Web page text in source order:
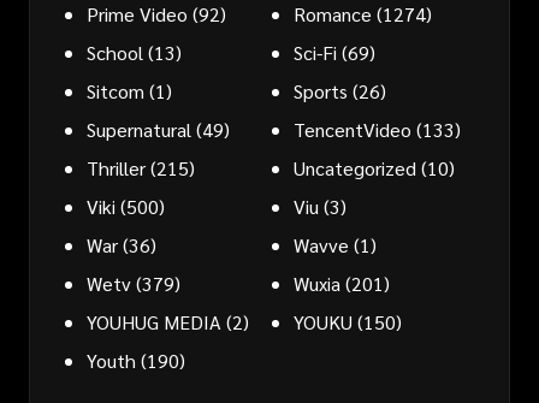
Prime Video (92) Romance (1274)
School(13) Sci-Fi (69)
Sitcom (1) Sports (26)
Supernatural(49) TencentVideo (133)
Thriller(215) Uncategorized(10)
Viki (500) Viu(3)
War(36) Wavve (1)
Wetv(379) Wuxia(201)
YOUHUG MEDIA(2) YOUKU (150)
Youth (190)